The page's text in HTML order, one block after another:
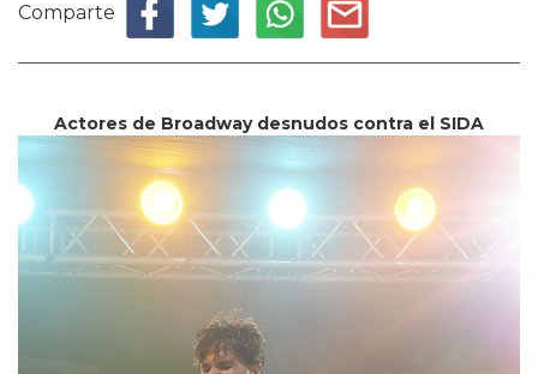
Comparte
Actores de Broadway desnudos contra el SIDA